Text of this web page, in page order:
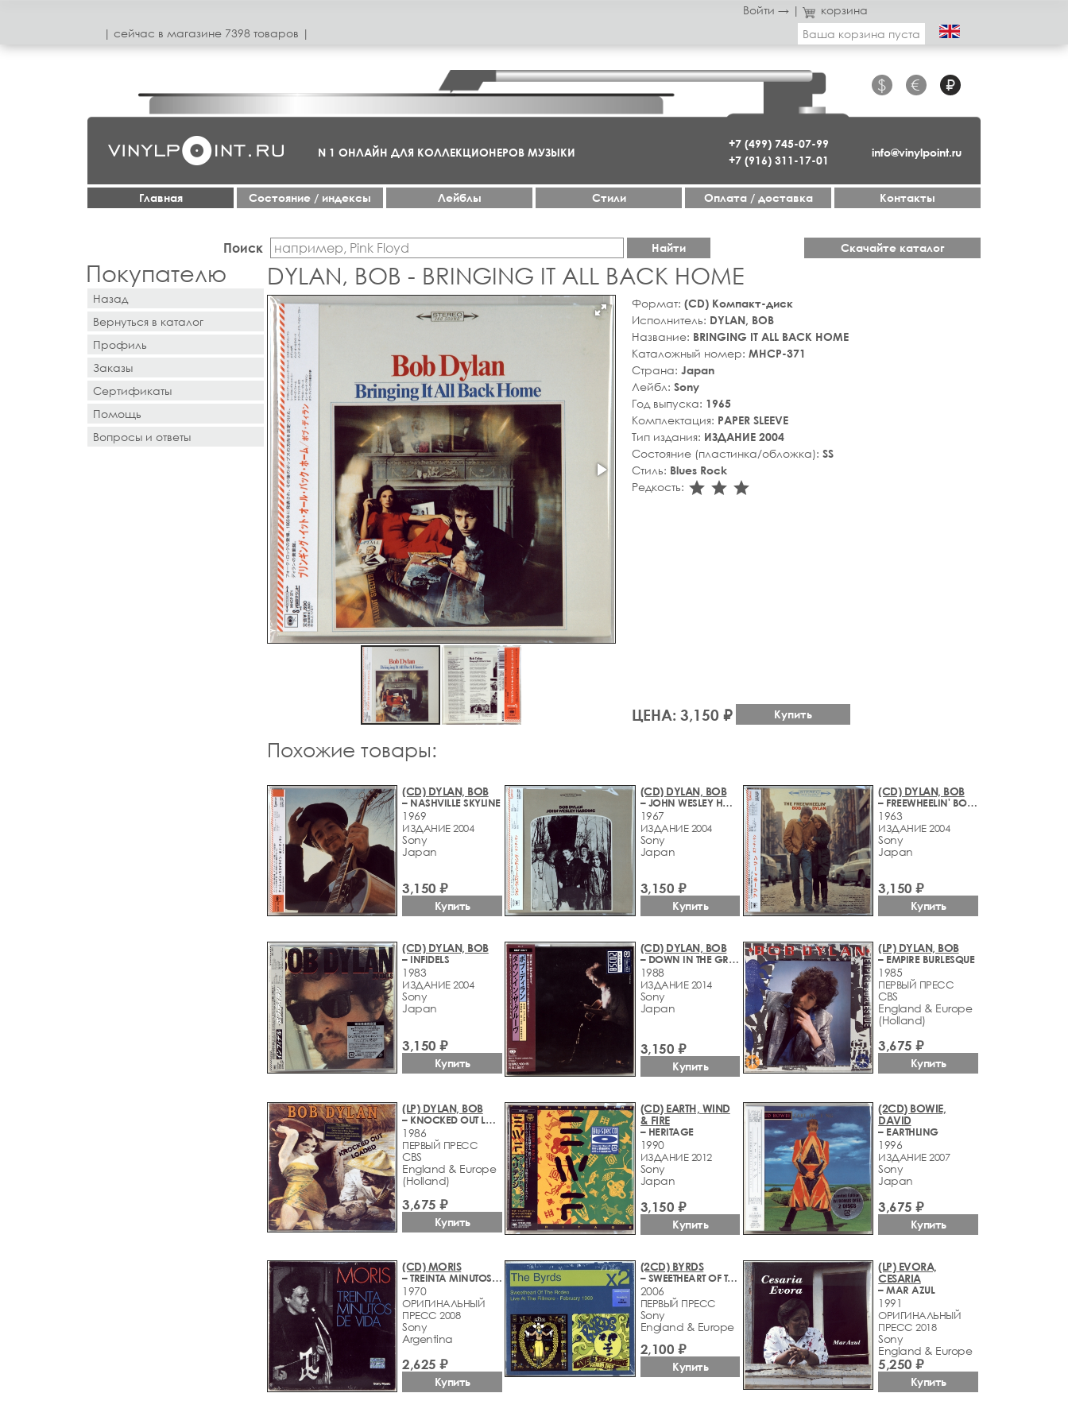
Войти → |
корзина
| сeйчас в магазинe 7398 товаров |
Ваша корзина пуста
+7 (499) 745-07-99
+7 (916) 311-17-01
$ € ₽
info@vinylpoint.ru
N 1 ОНЛАЙН ДЛЯ КОЛЛЕКЦИОНЕРОВ МУЗЫКИ
Главная Cостояние / индексы Лейблы Стили Оплата / доставка Контакты
Поиск Найти Скачайте каталог
Покупателю
Назад
Вернуться в каталог
Профиль
Заказы
Сертификаты
Помощь
Вопросы и ответы
DYLAN, BOB - BRINGING IT ALL BACK HOME
Формат: (CD) Компакт-диск
Исполнитель: DYLAN, BOB
Название: BRINGING IT ALL BACK HOME
Каталожный номер: MHCP-371
Страна: Japan
Лейбл: Sony
Год выпуска: 1965
Комплектация: PAPER SLEEVE
Тип издания: ИЗДАНИЕ 2004
Состояние (пластинка/обложка): SS
Стиль: Blues Rock
Редкость: star_rate
star_rate
star_rate
ЦЕНА: 3,150 ₽ Купить
Похожие товары:
(CD) DYLAN, BOB
– NASHVILLE SKYLINE
1969
ИЗДАНИЕ 2004
Sony
Japan
3,150 ₽
Купить
(CD) DYLAN, BOB
– JOHN WESLEY HARDING
1967
ИЗДАНИЕ 2004
Sony
Japan
3,150 ₽
Купить
(CD) DYLAN, BOB
– FREEWHEELIN' BOB DYLAN
1963
ИЗДАНИЕ 2004
Sony
Japan
3,150 ₽
Купить
(CD) DYLAN, BOB
– INFIDELS
1983
ИЗДАНИЕ 2004
Sony
Japan
3,150 ₽
Купить
(CD) DYLAN, BOB
– DOWN IN THE GROOVE
1988
ИЗДАНИЕ 2014
Sony
Japan
3,150 ₽
Купить
(LP) DYLAN, BOB
– EMPIRE BURLESQUE
1985
ПЕРВЫЙ ПРЕСС
CBS
England & Europe
(Holland)
3,675 ₽
Купить
(LP) DYLAN, BOB
– KNOCKED OUT LOADED
1986
ПЕРВЫЙ ПРЕСС
CBS
England & Europe
(Holland)
3,675 ₽
Купить
(CD) EARTH, WIND
& FIRE
– HERITAGE
1990
ИЗДАНИЕ 2012
Sony
Japan
3,150 ₽
Купить
(2CD) BOWIE,
DAVID
– EARTHLING
1996
ИЗДАНИЕ 2007
Sony
Japan
3,675 ₽
Купить
(CD) MORIS
– TREINTA MINUTOS DE VIDA
1970
ОРИГИНАЛЬНЫЙ
ПРЕСС 2008
Sony
Argentina
2,625 ₽
Купить
(2CD) BYRDS
– SWEETHEART OF THE RODEO / LIVE AT THE FILLMORE FEBRUARY 1969
2006
ПЕРВЫЙ ПРЕСС
Sony
England & Europe
2,100 ₽
Купить
(LP) EVORA,
CESARIA
– MAR AZUL
1991
ОРИГИНАЛЬНЫЙ
ПРЕСС 2018
Sony
England & Europe
5,250 ₽
Купить